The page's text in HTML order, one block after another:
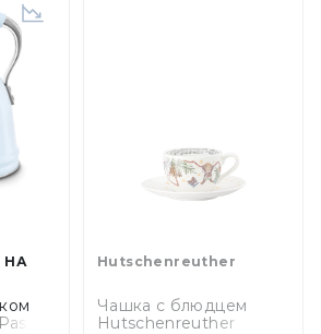
НА
Hutschenreuther
Чашка с блюдцем
Hutschenreuther